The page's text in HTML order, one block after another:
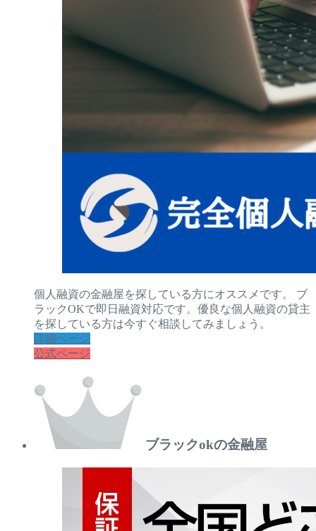
個人融資の金融屋を探している方にオススメです。 ブ
ラックOKで即日融資対応です。優良な個人融資の貸主
を探している方は今すぐ相談してみましょう。
詳細ページ
公式ページ
ブラックokの金融屋